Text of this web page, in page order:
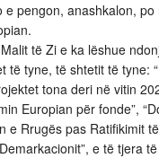
e pengon, anashkalon, po
të Zi e ka lëshue
të tyne, të shtetit të tyne:
tona deri në vitin
Europian për fonde”,
e Rrugës pas Ratifikimit të
e të tjera